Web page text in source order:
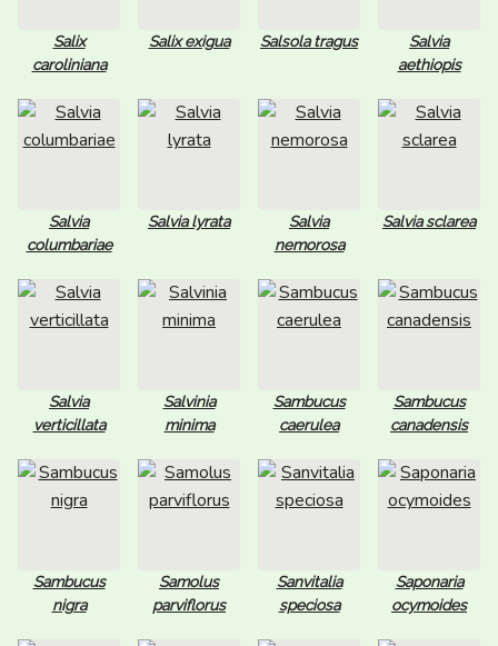
Salix
caroliniana
Salix exigua Salsola tragus
Salvia
aethiopis
Salvia
columbariae
Salvia lyrata
Salvia
nemorosa
Salvia sclarea
Salvia
verticillata
Salvinia
minima
Sambucus
caerulea
Sambucus
canadensis
Sambucus
nigra
Samolus
parviflorus
Sanvitalia
speciosa
Saponaria
ocymoides